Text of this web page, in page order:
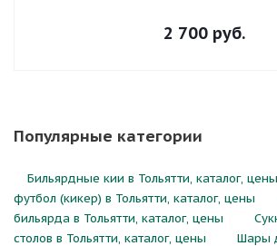
2 700 руб.
Популярные категории
Бильярдные кии в Тольятти, каталог, цены
футбол (кикер) в Тольятти, каталог, цены
бильярда в Тольятти, каталог, цены
столов в Тольятти, каталог, цены
Шары